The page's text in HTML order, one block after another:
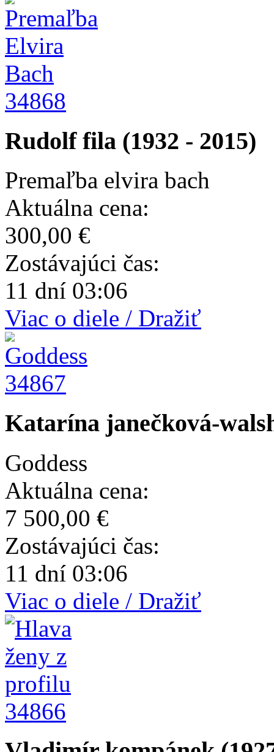
34868
Rudolf fila (1932 - 2015)
Premaľba elvira bach
Aktuálna cena:
300,00 €
Zostávajúci čas:
11 dní 03:06
Viac o diele / Dražiť
34867
Katarína janečková-
Goddess
Aktuálna cena:
7 500,00 €
Zostávajúci čas:
11 dní 03:06
Viac o diele / Dražiť
34866